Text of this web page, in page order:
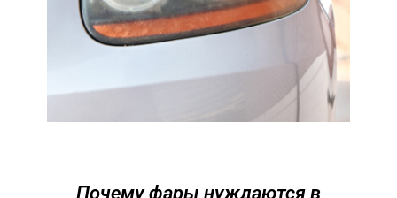
Почему фары нуждаются в